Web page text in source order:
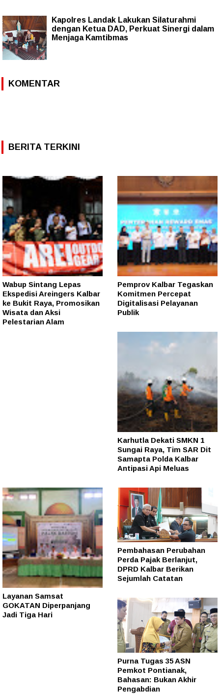
Kapolres Landak Lakukan Silaturahmi
dengan Ketua DAD, Perkuat Sinergi dalam
Menjaga Kamtibmas
KOMENTAR
BERITA TERKINI
Wabup Sintang Lepas
Ekspedisi Areingers Kalbar
ke Bukit Raya, Promosikan
Wisata dan Aksi
Pelestarian Alam
Pemprov Kalbar Tegaskan
Komitmen Percepat
Digitalisasi Pelayanan
Publik
Karhutla Dekati SMKN 1
Sungai Raya, Tim SAR Dit
Samapta Polda Kalbar
Antipasi Api Meluas
Layanan Samsat
GOKATAN Diperpanjang
Jadi Tiga Hari
Pembahasan Perubahan
Perda Pajak Berlanjut,
DPRD Kalbar Berikan
Sejumlah Catatan
Purna Tugas 35 ASN
Pemkot Pontianak,
Bahasan: Bukan Akhir
Pengabdian